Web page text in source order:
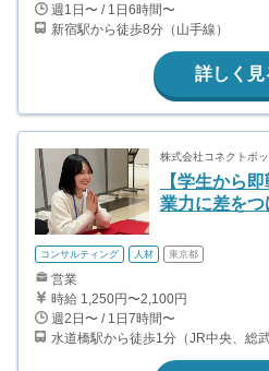
週1日〜 / 1日6時間〜
新宿駅から徒歩8分（山手線）
詳しく見
株式会社コネクトボ
【学生から
業力に差を
コンサルティング 人材 東京都
営業
時給 1,250円〜2,100円
週2日〜 / 1日7時間〜